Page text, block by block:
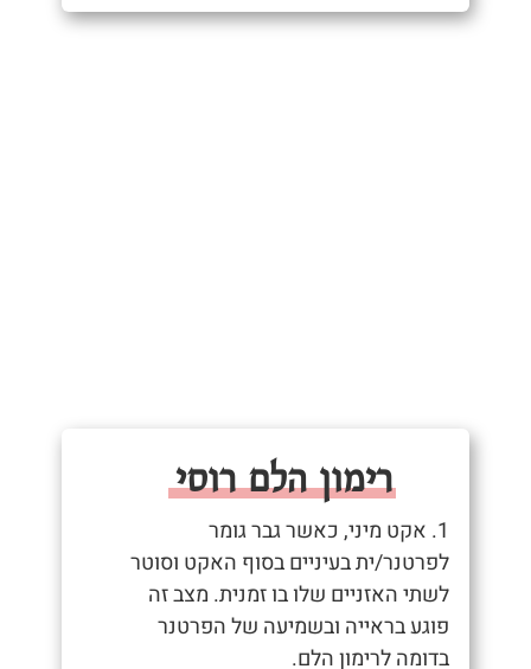
רימון הלם רוסי
1. אקט מיני, כאשר גבר גומר
לפרטנר/ית בעיניים בסוף האקט וסוטר
לשתי האזניים שלו בו זמנית. מצב זה
פוגע בראייה ובשמיעה של הפרטנר
בדומה לרימון הלם.